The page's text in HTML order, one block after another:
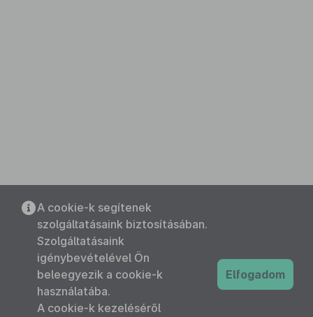
A cookie-k segítenek
szolgáltatásaink biztosításában.
Szolgáltatásaink
igénybevételével Ön
beleegyezik a cookie-k
használatába.
A cookie-k kezeléséről
Elfogadom